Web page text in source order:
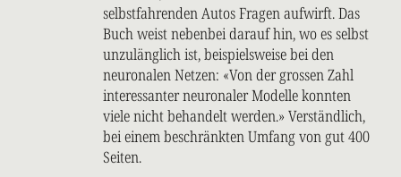
selbstfahrenden Autos Fragen aufwirft. Das
Buch weist nebenbei darauf hin, wo es selbst
unzulänglich ist, beispielsweise bei den
neuronalen Netzen: «Von der grossen Zahl
interessanter neuronaler Modelle konnten
viele nicht behandelt werden.» Verständlich,
bei einem beschränkten Umfang von gut 400
Seiten.